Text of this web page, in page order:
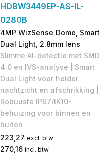
HDBW3449EP-AS-IL-
0280B
4MP WizSense Dome, Smart
Dual Light, 2.8mm lens
Slimme AI-detectie met SMD
4.0 en IVS-analyse | Smart
Dual Light voor helder
nachtzicht en afschrikking |
Robuuste IP67/IK10-
behuizing voor binnen en
buiten
223,27 excl. btw
270,16 incl. btw